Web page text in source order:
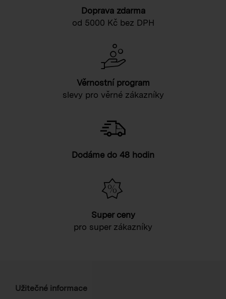
Doprava zdarma
od 5000 Kč bez DPH
Věrnostní program
slevy pro věrné zákazníky
Dodáme do 48 hodin
Super ceny
pro super zákazníky
Užitečné informace